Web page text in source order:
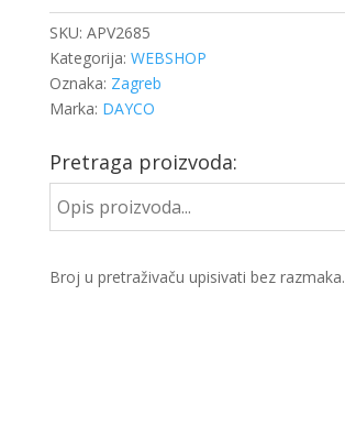
SKU: APV2685
Kategorija: WEBSHOP
Oznaka: Zagreb
Marka: DAYCO
Pretraga proizvoda:
Broj u pretraživaču upisivati bez razmaka.